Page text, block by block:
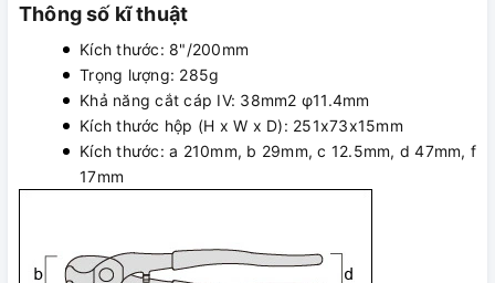
Thông số kĩ thuật
Kích thước: 8"/200mm
Trọng lượng: 285g
Khả năng cắt cáp IV: 38mm2 φ11.4mm
Kích thước hộp (H x W x D): 251x73x15mm
Kích thước: a 210mm, b 29mm, c 12.5mm, d 47mm, f
17mm